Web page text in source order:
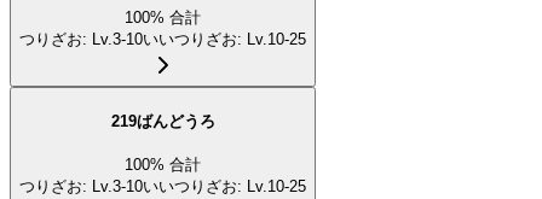
100% 合計
つりざお: Lv.3-10いいつりざお: Lv.10-25
219ばんどうろ
100% 合計
つりざお: Lv.3-10いいつりざお: Lv.10-25